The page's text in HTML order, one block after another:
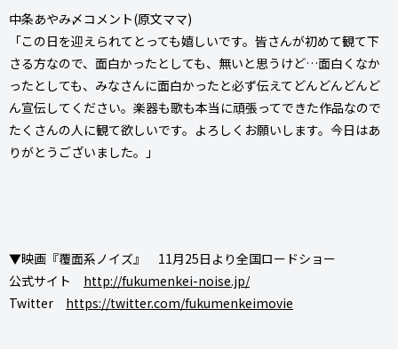
中条あやみ〆コメント(原文ママ)
「この日を迎えられてとっても嬉しいです。皆さんが初めて観て下
さる方なので、面白かったとしても、無いと思うけど…面白くなか
ったとしても、みなさんに面白かったと必ず伝えてどんどんどんど
ん宣伝してください。楽器も歌も本当に頑張ってできた作品なので
たくさんの人に観て欲しいです。よろしくお願いします。今日はあ
りがとうございました。」
▼映画『覆面系ノイズ』 11月25日より全国ロードショー
公式サイト http://fukumenkei-noise.jp/
Twitter https://twitter.com/fukumenkeimovie